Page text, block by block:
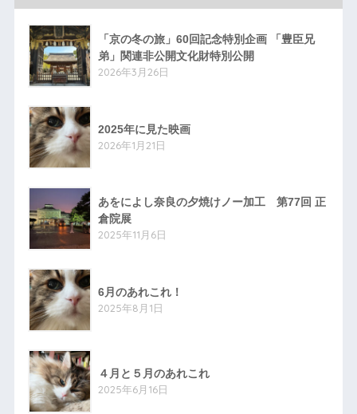
「京の冬の旅」60回記念特別企画 「豊臣兄
弟」関連非公開文化財特別公開
2026年3月26日
2025年に見た映画
2026年1月21日
あをによし奈良の夕焼けノー加工 第77回 正
倉院展
2025年11月6日
6月のあれこれ！
2025年8月1日
４月と５月のあれこれ
2025年6月16日